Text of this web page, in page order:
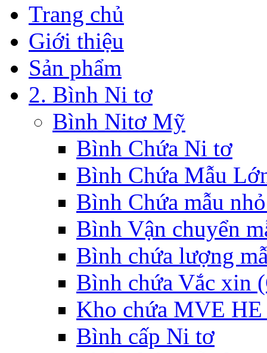
Trang chủ
Giới thiệu
Sản phẩm
2. Bình Ni tơ
Bình Nitơ Mỹ
Bình Chứa Ni tơ
Bình Chứa Mẫu
Bình Chứa mẫu
Bình Vận chuyển
Bình chứa lượng
Bình chứa Vắc xin
Kho chứa MVE
Bình cấp Ni tơ